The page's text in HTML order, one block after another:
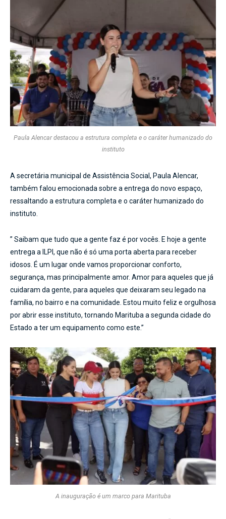
Paula Alencar destacou a estrutura completa e o caráter humanizado do
instituto
A secretária municipal de Assistência Social, Paula Alencar,
também falou emocionada sobre a entrega do novo espaço,
ressaltando a estrutura completa e o caráter humanizado do
instituto.
” Saibam que tudo que a gente faz é por vocês. E hoje a gente
entrega a ILPI, que não é só uma porta aberta para receber
idosos. É um lugar onde vamos proporcionar conforto,
segurança, mas principalmente amor. Amor para aqueles que já
cuidaram da gente, para aqueles que deixaram seu legado na
família, no bairro e na comunidade. Estou muito feliz e orgulhosa
por abrir esse instituto, tornando Marituba a segunda cidade do
Estado a ter um equipamento como este.”
A inauguração é um marco para Marituba